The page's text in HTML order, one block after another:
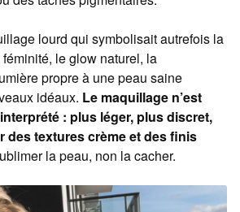
lourd qui symbolisait autrefois la
le glow naturel, la
propre à une peau saine
idéaux. Le maquillage n’est
: plus léger, plus discret,
des textures crème et des finis
la peau, non la cacher.